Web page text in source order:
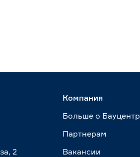
2
Компания
Больше о Бауцентр
Партнерам
Вакансии